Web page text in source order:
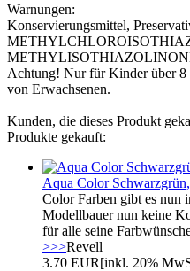
Warnungen:
Konservierungsmittel,
Achtung! Nur für Kinder über 8
von Erwachsenen.
Kunden, die dieses Produkt
Produkte gekauft:
Aqua Color
Color Farben gibt es nun
Modellbauer nun keine
für alle seine
>>>Revell
3.70 EUR[inkl. 20%